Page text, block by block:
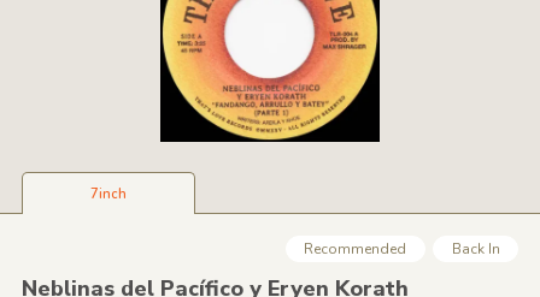
7inch
Recommended Back In
Neblinas del Pacífico y Eryen Korath